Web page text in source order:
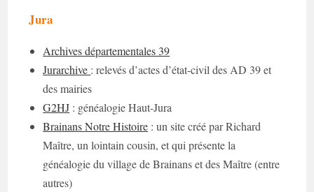
Jura
Archives départementales 39
Jurarchive : relevés d’actes d’état-civil des AD 39 et
des mairies
G2HJ : généalogie Haut-Jura
Brainans Notre Histoire : un site créé par Richard
Maître, un lointain cousin, et qui présente la
généalogie du village de Brainans et des Maître (entre
autres)